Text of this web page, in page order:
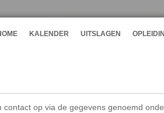
KALENDER UITSLAGEN
contact op via de gegevens genoemd